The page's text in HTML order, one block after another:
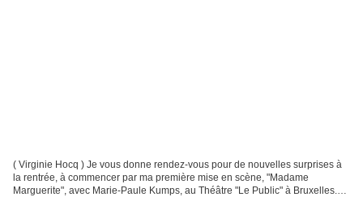
( Virginie Hocq ) Je vous donne rendez-vous pour de nouvelles surprises à
la rentrée, à commencer par ma première mise en scène, "Madame
Marguerite", avec Marie-Paule Kumps, au Théâtre "Le Public" à Bruxelles.